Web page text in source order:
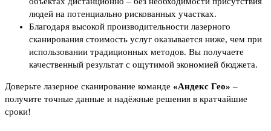
людей на потенциально рискованных участках.
Благодаря высокой производительности лазерного
сканирования стоимость услуг оказывается ниже, чем при
использовании традиционных методов. Вы получаете
качественный результат с ощутимой экономией бюджета.
Доверьте лазерное сканирование команде «Андекс Гео» –
получите точные данные и надёжные решения в кратчайшие
сроки!